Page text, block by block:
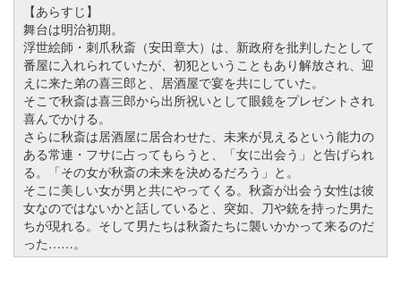
【あらすじ】
舞台は明治初期。
浮世絵師・刺爪秋斎（安田章大）は、新政府を批判したとして
番屋に入れられていたが、初犯ということもあり解放され、迎
えに来た弟の喜三郎と、居酒屋で宴を共にしていた。
そこで秋斎は喜三郎から出所祝いとして眼鏡をプレゼントされ
喜んでかける。
さらに秋斎は居酒屋に居合わせた、未来が見えるという能力の
ある常連・フサに占ってもらうと、「女に出会う」と告げられ
る。「その女が秋斎の未来を決めるだろう」と。
そこに美しい女が男と共にやってくる。秋斎が出会う女性は彼
女なのではないかと話していると、突如、刀や銃を持った男た
ちが現れる。そして男たちは秋斎たちに襲いかかって来るのだ
った……。